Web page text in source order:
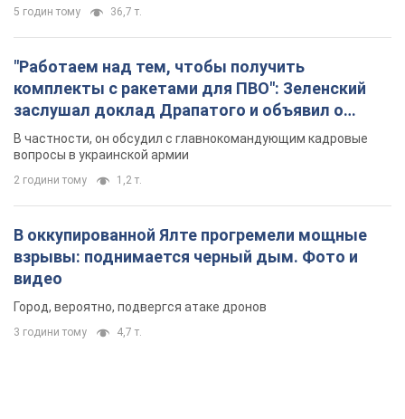
5 годин тому 36,7 т.
"Работаем над тем, чтобы получить
комплекты с ракетами для ПВО": Зеленский
заслушал доклад Драпатого и объявил о
новых мерах
В частности, он обсудил с главнокомандующим кадровые
вопросы в украинской армии
2 години тому 1,2 т.
В оккупированной Ялте прогремели мощные
взрывы: поднимается черный дым. Фото и
видео
Город, вероятно, подвергся атаке дронов
3 години тому 4,7 т.